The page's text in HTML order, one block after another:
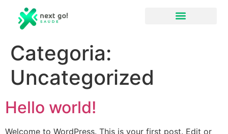
Categoria:
Uncategorized
Hello world!
Welcome to WordPress. This is your first post. Edit or